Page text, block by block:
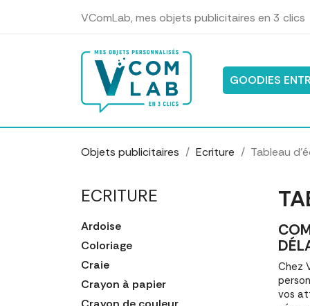
VComLab, mes objets publicitaires en 3 clics
GOODIES
Objets publicitaires Ecriture Tableau
ECRITURE
Ardoise
Coloriage
Craie
Crayon à papier
Chez
vos